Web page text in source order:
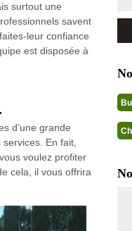
surtout une
savent
leur confiance
est disposée à
d’une grande
En fait,
voulez profiter
cela, il vous offrira